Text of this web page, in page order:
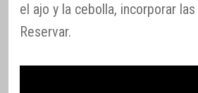
el ajo y la cebolla, incorporar
Reservar.